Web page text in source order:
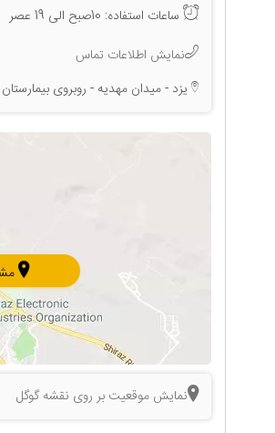
ساعات استفاده: 10صبح الی 19 عصر
نمایش اطلاعات تماس
یزد - میدان مهدیه - روبروی
نمایش موقعیت بر روی نقشه گوگل